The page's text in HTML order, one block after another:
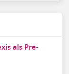
als Pre-